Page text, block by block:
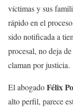
víctimas y sus
rápido en el
sido notificada a
procesal, no deja
claman por justicia.
El abogadoFélix
alto perfil, parece